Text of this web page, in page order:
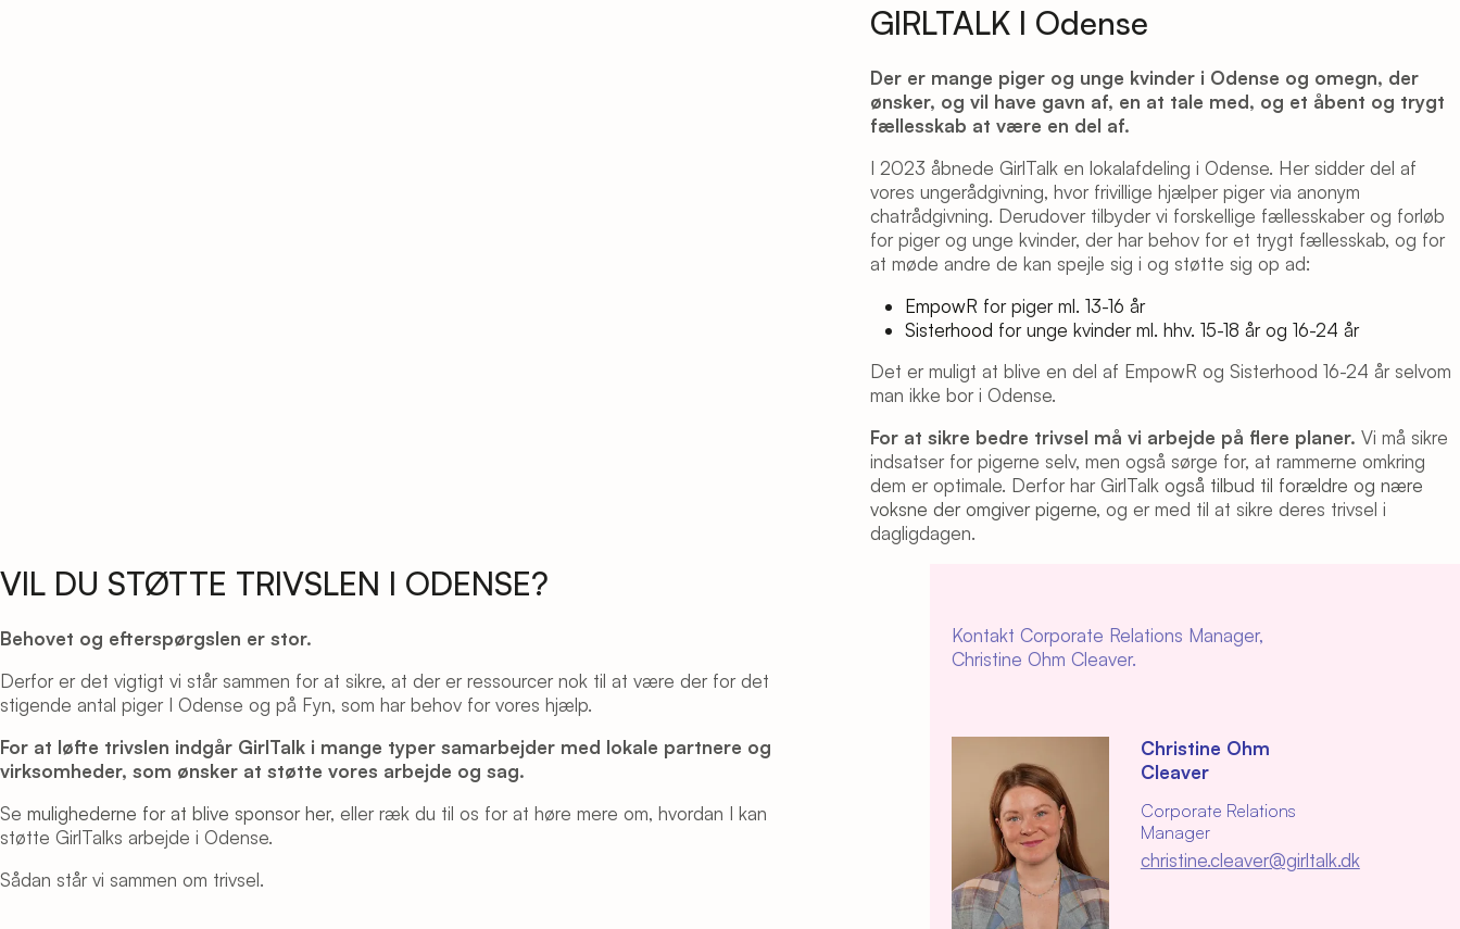
GIRLTALK I Odense
Der er mange piger og unge kvinder i Odense og omegn, der
ønsker, og vil have gavn af, en at tale med, og et åbent og trygt
fællesskab at være en del af.
I 2023 åbnede GirlTalk en lokalafdeling i Odense. Her sidder del af
vores ungerådgivning, hvor frivillige hjælper piger via anonym
chatrådgivning. Derudover tilbyder vi forskellige fællesskaber og forløb
for piger og unge kvinder, der har behov for et trygt fællesskab, og for
at møde andre de kan spejle sig i og støtte sig op ad:
EmpowR for piger ml. 13-16 år
Sisterhood for unge kvinder ml. hhv. 15-18 år og 16-24 år
Det er muligt at blive en del af EmpowR og Sisterhood 16-24 år selvom
man ikke bor i Odense.
For at sikre bedre trivsel må vi arbejde på flere planer.Vi må sikre
indsatser for pigerne selv, men også sørge for, at rammerne omkring
dem er optimale. Derfor har GirlTalk også tilbud til forældre og nære
voksne der omgiver pigerne, og er med til at sikre deres trivsel i
dagligdagen.
Kontakt Corporate Relations Manager,
Christine Ohm Cleaver.
Christine Ohm
Cleaver
Corporate Relations
Manager
christine.cleaver@girltalk.dk
VIL DU STØTTE TRIVSLEN I ODENSE?
Behovet og efterspørgslen er stor.
Derfor er det vigtigt vi står sammen for at sikre, at der er ressourcer nok til at være der for det
stigende antal piger I Odense og på Fyn, som har behov for vores hjælp.
For at løfte trivslen indgår GirlTalk i mange typer samarbejder med lokale partnere og
virksomheder, som ønsker at støtte vores arbejde og sag.
Se mulighederne for at blive sponsor her, eller ræk du til os for at høre mere om, hvordan I kan
støtte GirlTalks arbejde i Odense.
Sådan står vi sammen om trivsel.